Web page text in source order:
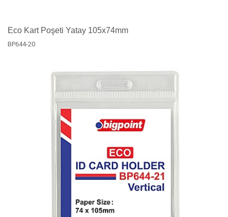
Eco Kart Poşeti Yatay 105x74mm
BP644-20